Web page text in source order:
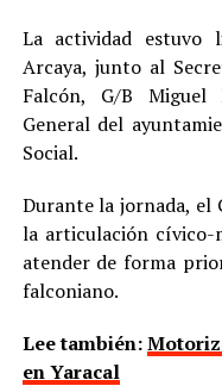
La actividad estuvo
Arcaya, junto al
Falcón, G/B Miguel
General del
Social.
Durante la jornada, el
la articulación
atender de forma
falconiano.
Lee también:
en Yaracal